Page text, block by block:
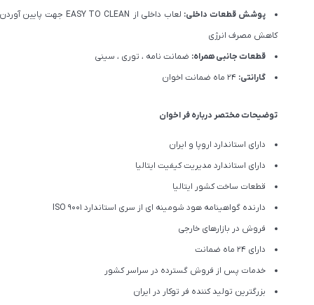
پوشش قطعات داخلی:
کاهش مصرف انرژی
قطعات جانبی همراه: ضمانت نامه ، توری ، سینی
گارانتی:
توضیحات مختصر درباره فر اخوان
دارای استاندارد اروپا و ایران
دارای استاندارد مدیریت کیفیت ایتالیا
قطعات ساخت کشور ایتالیا
دارنده گواهینامه هود شومینه ای از سری استاندارد ISO 9001
فروش در بازارهای خارجی
دارای 24 ماه ضمانت
خدمات پس از فروش گسترده در سراسر کشور
بزرگترین تولید کننده فر توکار در ایران